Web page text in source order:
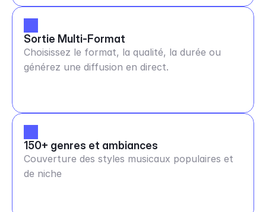
Sortie Multi-Format
Choisissez le format, la qualité, la durée ou
générez une diffusion en direct.
150+ genres et ambiances
Couverture des styles musicaux populaires et
de niche